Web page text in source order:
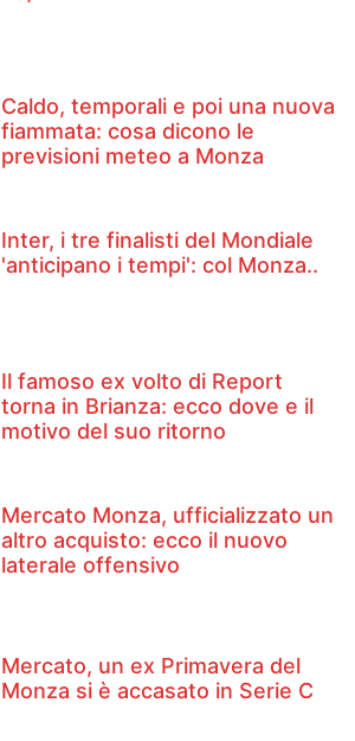
Caldo, temporali e poi una nuova
fiammata: cosa dicono le
previsioni meteo a Monza
Inter, i tre finalisti del Mondiale
'anticipano i tempi': col Monza..
Il famoso ex volto di Report
torna in Brianza: ecco dove e il
motivo del suo ritorno
Mercato Monza, ufficializzato un
altro acquisto: ecco il nuovo
laterale offensivo
Mercato, un ex Primavera del
Monza si è accasato in Serie C